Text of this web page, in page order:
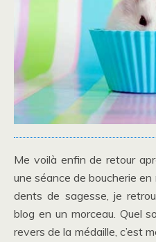
Me voilà enfin de retour
une séance de boucherie
dents de sagesse, je
blog en un morceau. Quel
revers de la médaille, c’est